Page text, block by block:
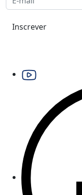
Inscrever